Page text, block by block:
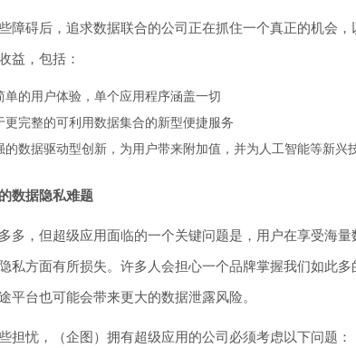
障碍后，追求数据联合的公司正在抓住一个真正的机会
益，包括：
单的用户体验，单个应用程序涵盖一切
更完整的可利用数据集合的新型便捷服务
的数据驱动型创新，为用户带来附加值，并为人工智能等新兴
数据隐私难题
多，但超级应用面临的一个关键问题是，用户在享受海量
私方面有所损失。许多人会担心一个品牌掌握我们如此
平台也可能会带来更大的数据泄露风险。
担忧，（企图）拥有超级应用的公司必须考虑以下问题：